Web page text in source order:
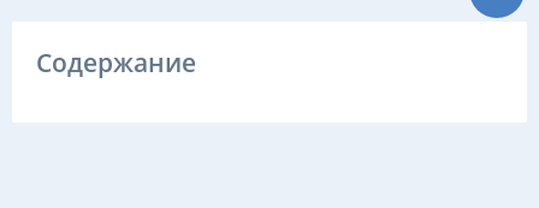
Содержание